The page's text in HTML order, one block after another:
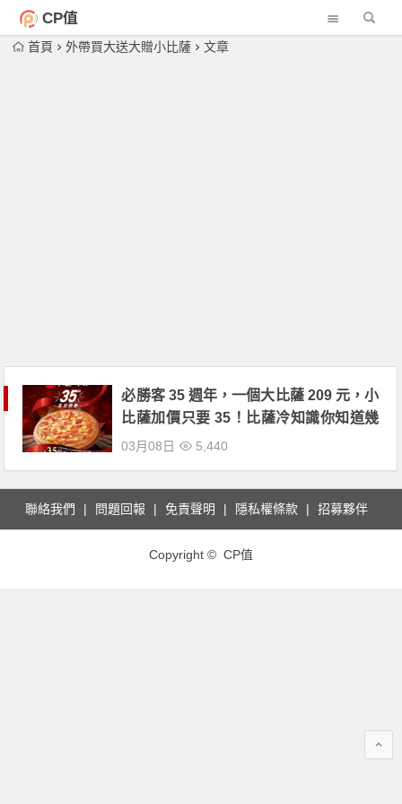
CP值
首頁 外帶買大送大贈小比薩 文章
必勝客 35 週年，一個大比薩 209 元，小
比薩加價只要 35！比薩冷知識你知道幾
個？
03月08日 5,440
聯絡我們 問題回報 免責聲明 隱私權條款 招募夥伴
Copyright © CP值